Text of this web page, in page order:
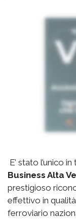
E’ stato l’unico
Business Alta
prestigioso
effettivo in
ferroviario